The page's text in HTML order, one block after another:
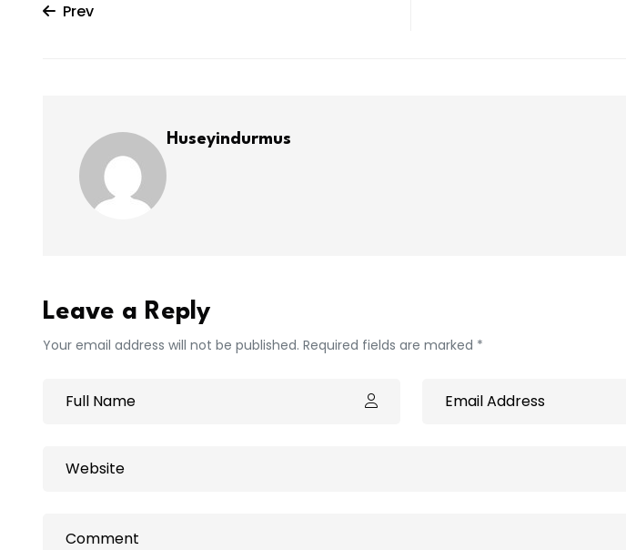
Prev
Huseyindurmus
Leave a Reply
Your email address will not be published. Required fields are marked *